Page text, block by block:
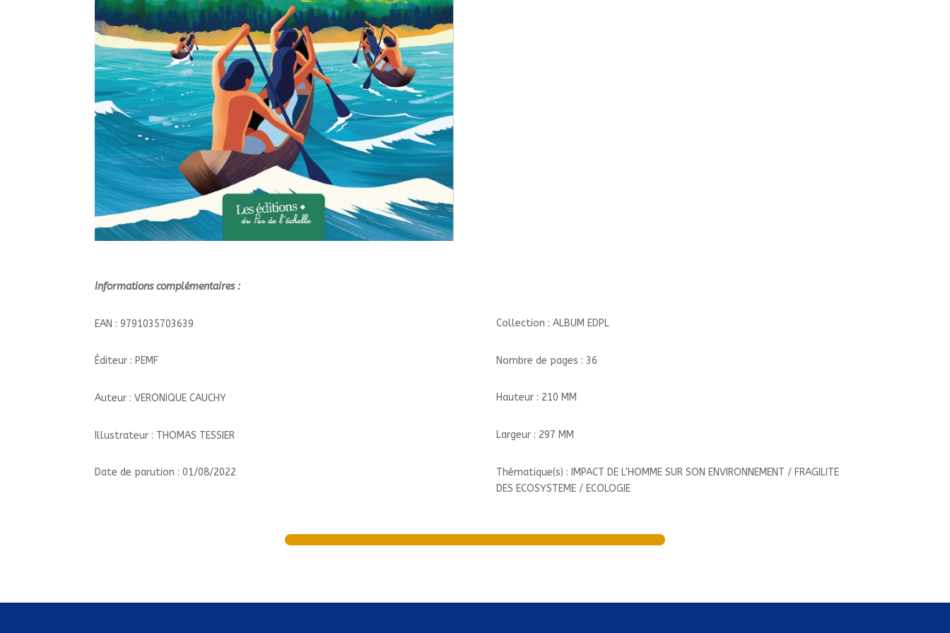
Informations complémentaires :
EAN : 9791035703639
Éditeur : PEMF
Auteur : VERONIQUE CAUCHY
Illustrateur : THOMAS TESSIER
Date de parution : 01/08/2022
Collection : ALBUM EDPL
Nombre de pages : 36
Hauteur : 210 MM
Largeur : 297 MM
Thématique(s) : IMPACT DE L'HOMME SUR SON ENVIRONNEMENT / FRAGILITE
DES ECOSYSTEME / ECOLOGIE